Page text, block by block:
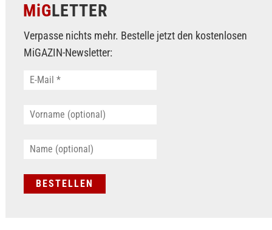
MiGLETTER
Verpasse nichts mehr. Bestelle jetzt den kostenlosen
MiGAZIN-Newsletter: